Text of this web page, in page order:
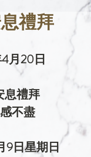
禮拜
月20日
息禮拜
不盡
9日星期日